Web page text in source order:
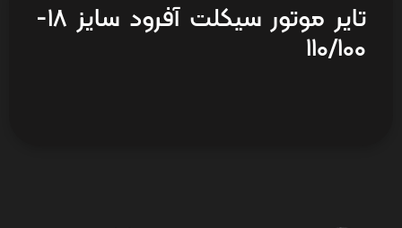
تایر موتور سیکلت آفرود سایز 18-
110/100